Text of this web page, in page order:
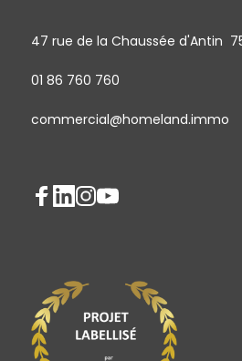
47 rue de la Chaussée d'Antin
01 86 760 760
commercial@homeland.immo